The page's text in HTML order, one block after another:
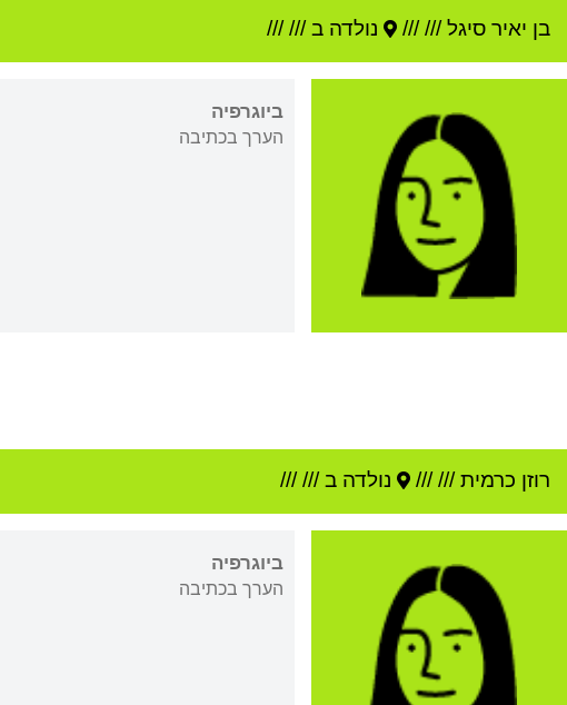
בן יאיר סיגל///
/// נולדה ב //////
ביוגרפיה
הערך בכתיבה
רוזן כרמית///
/// נולדה ב //////
ביוגרפיה
הערך בכתיבה